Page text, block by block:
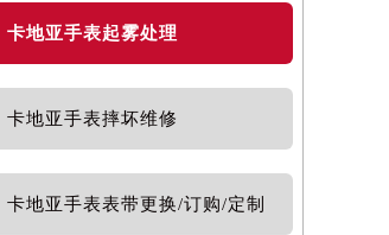
卡地亚手表起雾处理
卡地亚手表摔坏维修
卡地亚手表表带更换/订购/定制